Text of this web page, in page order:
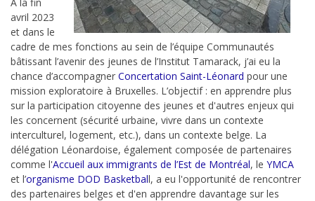
avril 2023
et dans le
cadre de mes fonctions au sein de l’équipe Communautés
bâtissant l’avenir des jeunes de l’Institut Tamarack, j’ai eu la
chance d’accompagner Concertation Saint-Léonard pour une
mission exploratoire à Bruxelles. L’objectif : en apprendre plus
sur la participation citoyenne des jeunes et d'autres enjeux qui
les concernent (sécurité urbaine, vivre dans un contexte
interculturel, logement, etc.), dans un contexte belge. La
délégation Léonardoise, également composée de partenaires
comme l'Accueil aux immigrants de l’Est de Montréal, le YMCA
et l’organisme DOD Basketball, a eu l'opportunité de rencontrer
des partenaires belges et d'en apprendre davantage sur les